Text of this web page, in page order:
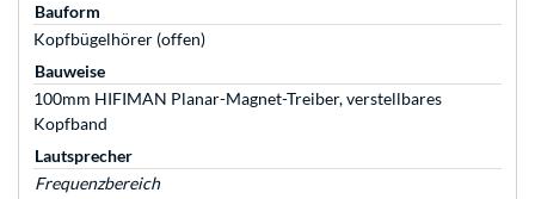
Bauform
Kopfbügelhörer (offen)
Bauweise
100mm HIFIMAN Planar-Magnet-Treiber, verstellbares
Kopfband
Lautsprecher
Frequenzbereich